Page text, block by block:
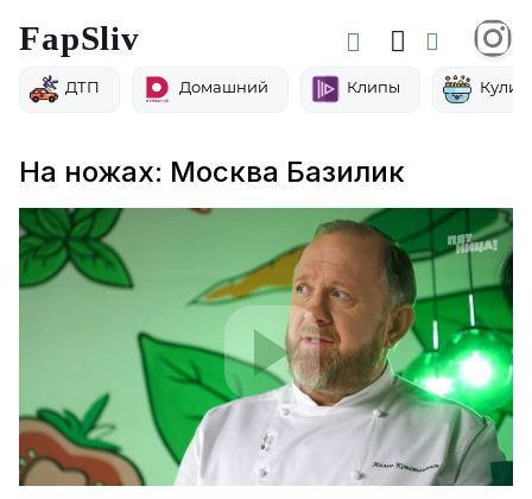
FapSliv
ДТП Домашний Клипы
На ножах: Москва Базилик